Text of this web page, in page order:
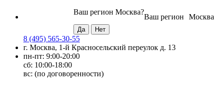
Москва
Ваш регион
Ваш регион Москва?
8 (495) 565-30-55
г. Москва, 1-й Красносельский переулок д. 13
пн-пт: 9:00-20:00
сб: 10:00-18:00
вс: (по договоренности)